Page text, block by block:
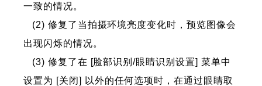
一致的情况。
(2) 修复了当拍摄环境亮度变化时，预览图像会
出现闪烁的情况。
(3) 修复了在 [脸部识别/眼睛识别设置] 菜单中
设置为 [关闭] 以外的任何选项时，在通过眼睛取